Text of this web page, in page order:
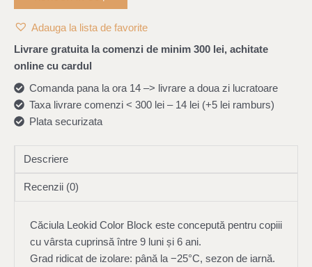
Adauga la lista de favorite
Livrare gratuita la comenzi de minim 300 lei, achitate
online cu cardul
Comanda pana la ora 14 –> livrare a doua zi lucratoare
Taxa livrare comenzi < 300 lei – 14 lei (+5 lei ramburs)
Plata securizata
Descriere
Recenzii (0)
Căciula Leokid Color Block este concepută pentru copiii
cu vârsta cuprinsă între 9 luni și 6 ani.
Grad ridicat de izolare: până la −25°С, sezon de iarnă.